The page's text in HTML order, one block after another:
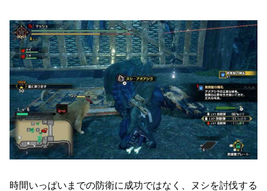
時間いっぱいまでの防衛に成功ではなく、ヌシを討伐する